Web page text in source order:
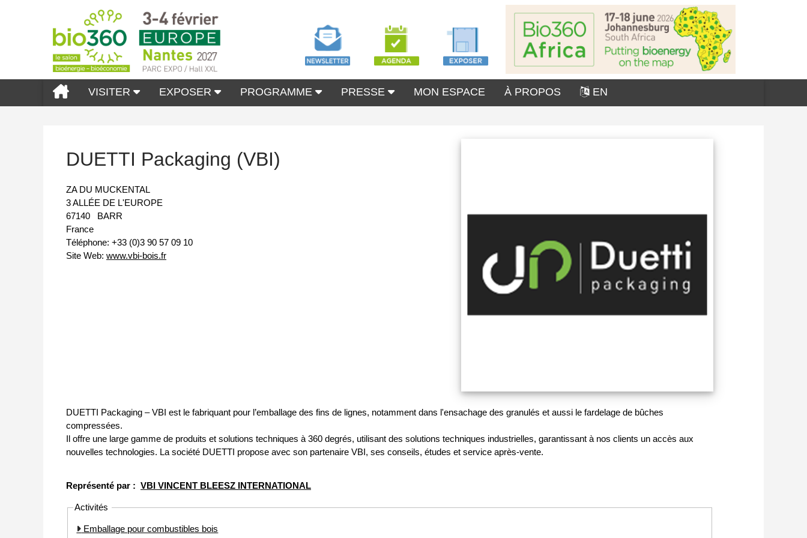
VISITER EXPOSER PROGRAMME PRESSE MON ESPACE À PROPOS EN
DUETTI Packaging (VBI)
ZA DU MUCKENTAL
3 ALLÉE DE L'EUROPE
67140
BARR
France
Téléphone: +33 (0)3 90 57 09 10
Site Web: www.vbi-bois.fr
DUETTI Packaging – VBI est le fabriquant pour l’emballage des fins de lignes, notamment dans l'ensachage des granulés et aussi le fardelage de bûches
compressées.
Il offre une large gamme de produits et solutions techniques à 360 degrés, utilisant des solutions techniques industrielles, garantissant à nos clients un accès aux
nouvelles technologies. La société DUETTI propose avec son partenaire VBI, ses conseils, études et service après-vente.
Représenté par : VBI VINCENT BLEESZ INTERNATIONAL
Activités
Emballage pour combustibles bois